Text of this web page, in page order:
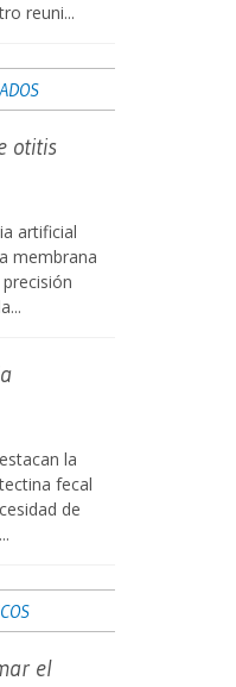
reuni...
otitis
artificial
membrana
la
fecal
de
el